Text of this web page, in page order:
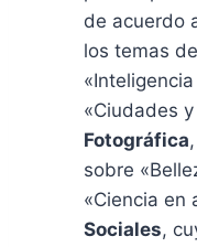
de acuerdo
los temas
«Ciudades
Fotográfica
sobre
«Ciencia en
Sociales,